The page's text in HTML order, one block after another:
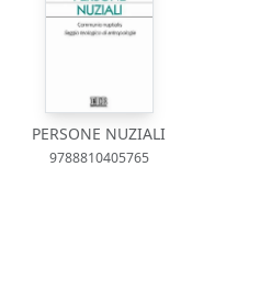
PERSONE NUZIALI
9788810405765